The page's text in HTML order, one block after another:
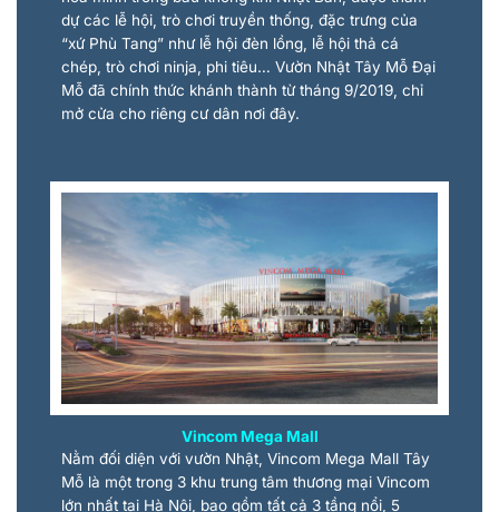
dự các lễ hội, trò chơi truyền thống, đặc trưng của
“xứ Phù Tang” như lễ hội đèn lồng, lễ hội thả cá
chép, trò chơi ninja, phi tiêu… Vườn Nhật Tây Mỗ Đại
Mỗ đã chính thức khánh thành từ tháng 9/2019, chỉ
mở cửa cho riêng cư dân nơi đây.
Vincom Mega Mall
Nằm đối diện với vườn Nhật, Vincom Mega Mall Tây
Mỗ là một trong 3 khu trung tâm thương mại Vincom
lớn nhất tại Hà Nội, bao gồm tất cả 3 tầng nổi, 5